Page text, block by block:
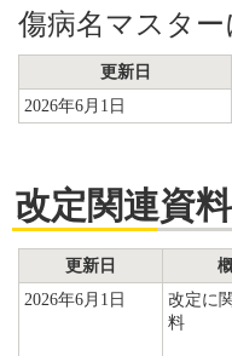
傷病名マスタ
更新日
2026年6月1日
改定関連資
更新日
2026年6月1日
改定に
料